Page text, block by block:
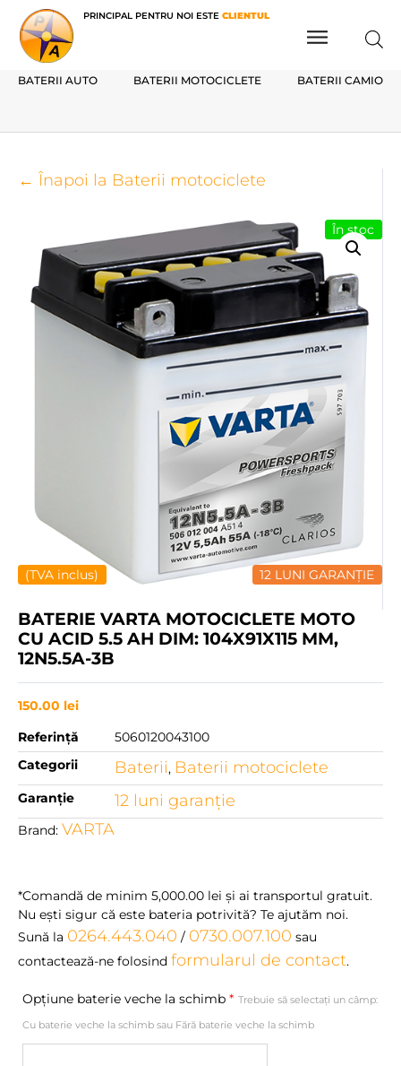
PRINCIPAL PENTRU NOI ESTE CLIENTUL
BATERII AUTO BATERII MOTOCICLETE BATERII
← Înapoi la Baterii motociclete
12 LUNI GARANȚIE
(TVA inclus)
În stoc
BATERIE VARTA MOTOCICLETE MOTO
CU ACID 5.5 AH DIM: 104X91X115 MM,
12N5.5A-3B
150.00 lei
Referință
5060120043100
Categorii
Baterii, Baterii motociclete
Garanție 12 luni garanţie
Brand: VARTA
*Comandă de minim 5,000.00 lei şi ai transportul gratuit.
Nu eşti sigur că este bateria potrivită? Te ajutăm noi.
Sună la 0264.443.040 / 0730.007.100 sau
contactează-ne folosind formularul de contact.
Opțiune baterie veche la schimb * Trebuie să selectați un câmp:
Cu baterie veche la schimb sau Fără baterie veche la schimb